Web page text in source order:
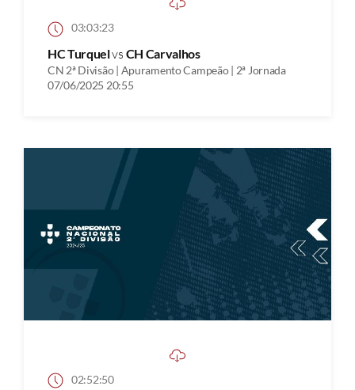
03:03:23
HC Turquelvs CH Carvalhos
CN 2ª Divisão | Apuramento Campeão | 2ª Jornada
07/06/2025 20:55
02:52:50